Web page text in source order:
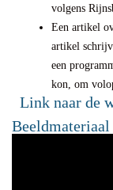
volgens
Een artikel
artikel
een
kon, om
Link naar de
Beeldmateriaal